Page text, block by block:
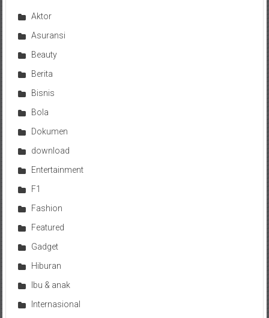
Aktor
Asuransi
Beauty
Berita
Bisnis
Bola
Dokumen
download
Entertainment
F1
Fashion
Featured
Gadget
Hiburan
Ibu & anak
Internasional